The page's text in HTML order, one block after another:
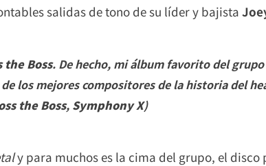
salidas de tono de su líder y bajista
the Boss. De hecho, mi álbum favorito del grupo
los mejores compositores de la historia del
the Boss, Symphony X)
y para muchos es la cima del grupo, el disco